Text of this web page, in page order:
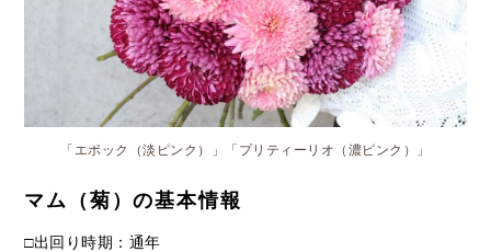
「エポック（淡ピンク）」「プリティーリオ（濃ピンク）」
マム（菊）の基本情報
□出回り時期：通年